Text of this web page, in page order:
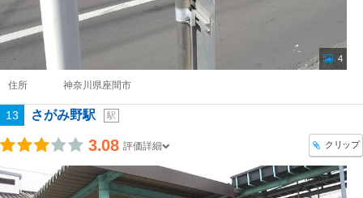
4
住所 神奈川県座間市
13 さがみ野駅 駅
3.08 評価詳細 クリップ